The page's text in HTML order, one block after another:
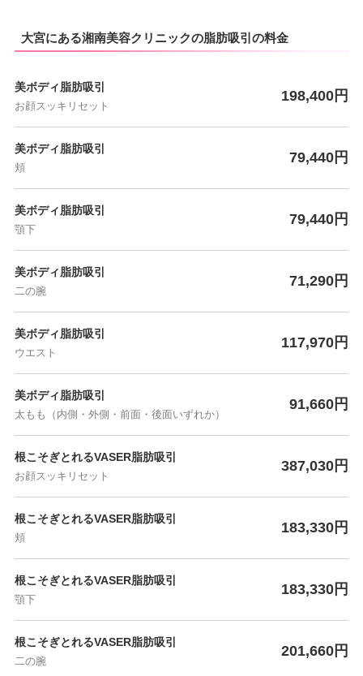
大宮にある湘南美容クリニックの脂肪吸引の料金
美ボディ脂肪吸引
お顔スッキリセット
198,400円
美ボディ脂肪吸引
頬
79,440円
美ボディ脂肪吸引
顎下
79,440円
美ボディ脂肪吸引
二の腕
71,290円
美ボディ脂肪吸引
ウエスト
117,970円
美ボディ脂肪吸引
太もも（内側・外側・前面・後面いずれか）
91,660円
根こそぎとれるVASER脂肪吸引
お顔スッキリセット
387,030円
根こそぎとれるVASER脂肪吸引
頬
183,330円
根こそぎとれるVASER脂肪吸引
顎下
183,330円
根こそぎとれるVASER脂肪吸引
二の腕
201,660円